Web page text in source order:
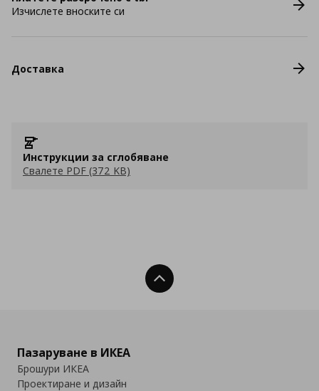
Изчислете вноските си
Доставка
Инструкции за сглобяване
Свалете PDF (372 KB)
Нагоре
Пазаруване в ИКЕА
Брошури ИКЕА
Проектиране и дизайн